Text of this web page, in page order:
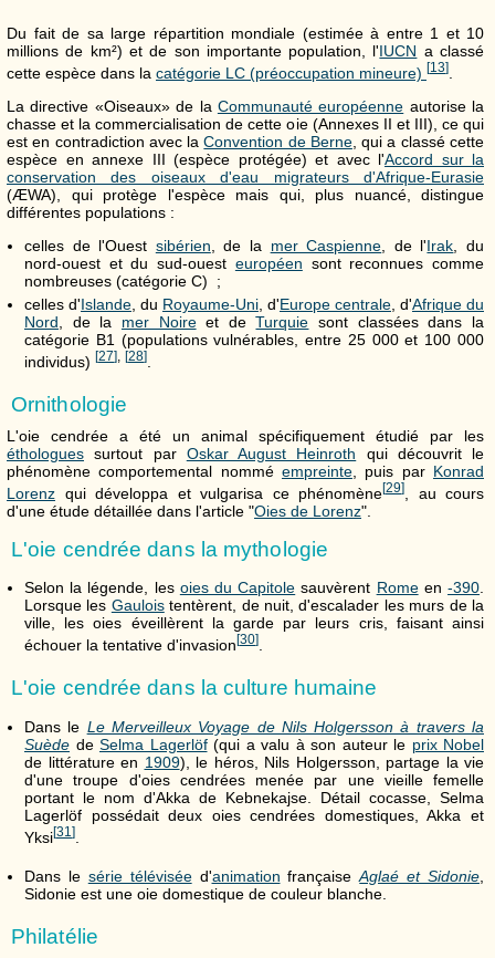
Du fait de sa large répartition mondiale (estimée à entre 1 et 10
millions de km²) et de son importante population, l'IUCN a classé
cette espèce dans la catégorie LC (préoccupation mineure) [13]
La directive «Oiseaux» de la Communauté européenne autorise la
chasse et la commercialisation de cette oie (Annexes II et III), ce qui
est en contradiction avec laConvention de Berne, qui a classé cette
espèce en annexe III (espèce protégée) et avec l'Accord sur la
conservation des oiseaux d'eau migrateurs d'Afrique-Eurasie
(ÆWA), qui protège l'espèce mais qui, plus nuancé, distingue
différentes populations :
celles de l'Ouest sibérien , de la mer Caspienne , de l'Irak , du
nord-ouest et du sud-ouest européen sont reconnues comme
nombreuses (catégorie C) ;
celles d'Islande , du Royaume-Uni , d'Europe centrale , d'Afrique du
Nord , de la mer Noireet deTurquie sont classées dans la
catégorie B1 (populations vulnérables, entre 25 000 et 100 000
individus) [27], [28]
Ornithologie
L'oie cendrée a été un animal spécifiquement étudié par les
éthologues surtout par Oskar August Heinroth qui découvrit le
phénomène comportemental nommé empreinte, puis par Konrad
Lorenz qui développa et vulgarisa ce phénomène[29]
, au cours
d'une étude détaillée dans l'article "Oies de Lorenz".
L'oie cendrée dans la mythologie
Selon la légende, les oies du Capitole sauvèrent Romeen-390
Lorsque les Gauloistentèrent, de nuit, d'escalader les murs de la
ville, les oies éveillèrent la garde par leurs cris, faisant ainsi
échouer la tentative d'invasion[30]
L'oie cendrée dans la culture humaine
Dans le Le Merveilleux Voyage de Nils Holgersson à travers la
Suède de Selma Lagerlöf(qui a valu à son auteur le prix Nobel
de littérature en 1909), le héros, Nils Holgersson, partage la vie
d'une troupe d'oies cendrées menée par une vieille femelle
portant le nom d'Akka de Kebnekajse. Détail cocasse, Selma
Lagerlöf possédait deux oies cendrées domestiques, Akka et
Yksi[31 ]
Dans le série téléviséed'animation françaiseAglaé et Sidonie
Sidonie est une oie domestique de couleur blanche.
Philatélie